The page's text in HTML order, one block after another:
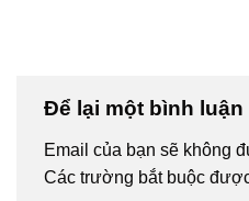
Để lại một bình luận
Email của bạn sẽ không
Các trường bắt buộc